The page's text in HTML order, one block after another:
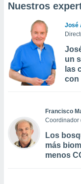
Nuestros
José
un
las
con
Francisco
Coordinador
Los
más
menos